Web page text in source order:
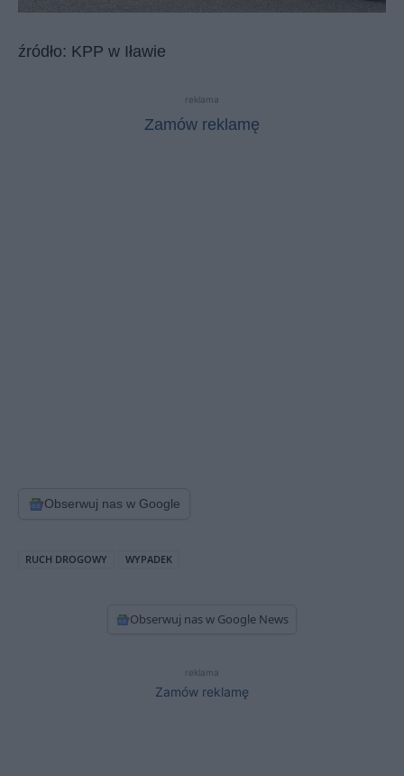
źródło: KPP w Iławie
reklama
Zamów reklamę
Obserwuj nas w Google
RUCH DROGOWY WYPADEK
Obserwuj nas w Google News
reklama
Zamów reklamę